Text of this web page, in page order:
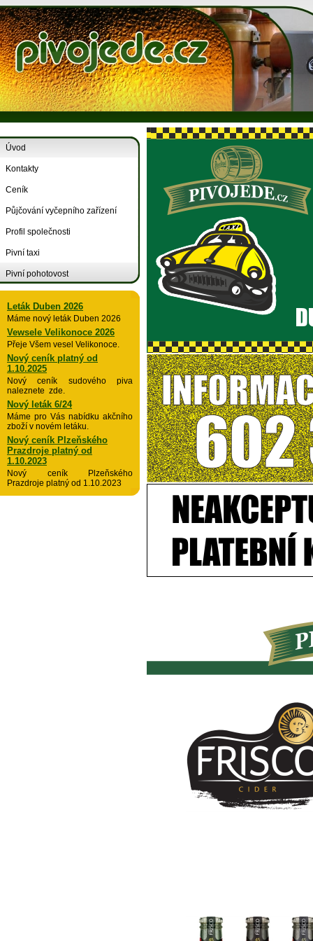
Úvod
Kontakty
Ceník
Půjčování vyčepního zařízení
Profil společnosti
Pivní taxi
Pivní pohotovost
Leták Duben 2026
Máme nový leták Duben 2026
Vewsele Velikonoce 2026
Přeje Všem vesel Velikonoce.
Nový ceník platný od
1.10.2025
Nový ceník sudového piva
naleznete zde.
Nový leták 6/24
Máme pro Vás nabídku akčního
zboží v novém letáku.
Nový ceník Plzeňského
Prazdroje platný od
1.10.2023
Nový ceník Plzeňského
Prazdroje platný od 1.10.2023